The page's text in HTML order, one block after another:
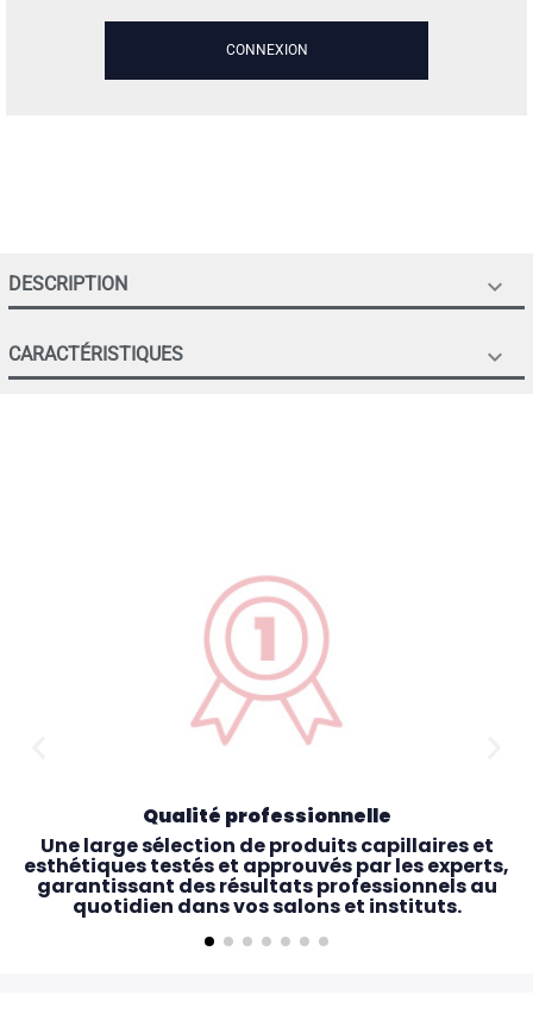
CONNEXION
DESCRIPTION 
CARACTÉRISTIQUES 
Qualité professionnelle
Une large sélection de produits capillaires et
esthétiques testés et approuvés par les experts,
garantissant des résultats professionnels au
quotidien dans vos salons et instituts.